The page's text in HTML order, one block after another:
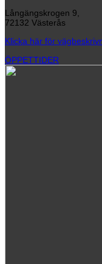
Långängskrogen 9,
72132 Västerås
Klicka här för
ÖPPETTIDER